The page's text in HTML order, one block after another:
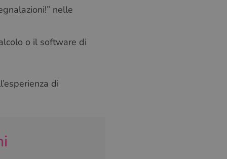
nelle
o il software di
di
SWEDISH
RUSSIAN